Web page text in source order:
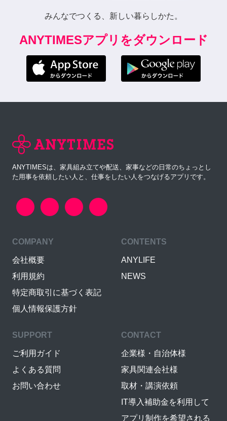
みんなでつくる、新しい暮らしかた。
ANYTIMESアプリをダウンロード
ANYTIMESは、家具組み立てや配送、家事などの日常のちょっとし
た用事を依頼したい人と、仕事をしたい人をつなげるアプリです。
COMPANY
会社概要
利用規約
特定商取引に基づく表記
個人情報保護方針
CONTENTS
ANYLIFE
NEWS
SUPPORT
ご利用ガイド
よくある質問
お問い合わせ
CONTACT
企業様・自治体様
家具関連会社様
取材・講演依頼
IT導入補助金を利用して
アプリ制作を希望される